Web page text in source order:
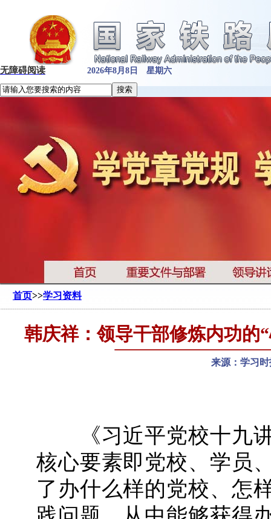
无障碍阅读 2026年8月8日 星期六
首页>>学习资料
韩庆祥：领导干部修炼内功
来源：学习
《习近平党校十九讲
核心要素即党校、学员
了办什么样的党校、怎